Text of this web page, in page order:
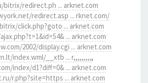
redirect.ph ... arknet.com
redirect.asp ... rknet.com/
click.php?goto ... arknet.com
... arknet.com
2002/display.cgi ... arknet.com
index.wml/__xtb ... r,,,,,,,,,,
index/d1?diff=0& ... arknet.com
r.php?site=https ... arknet.com